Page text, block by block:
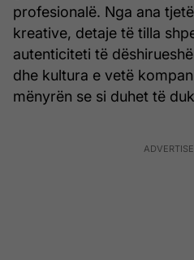
profesionalë. Nga ana
kreative, detaje të tilla
autenticiteti të
dhe kultura e vetë
mënyrën se si duhet të